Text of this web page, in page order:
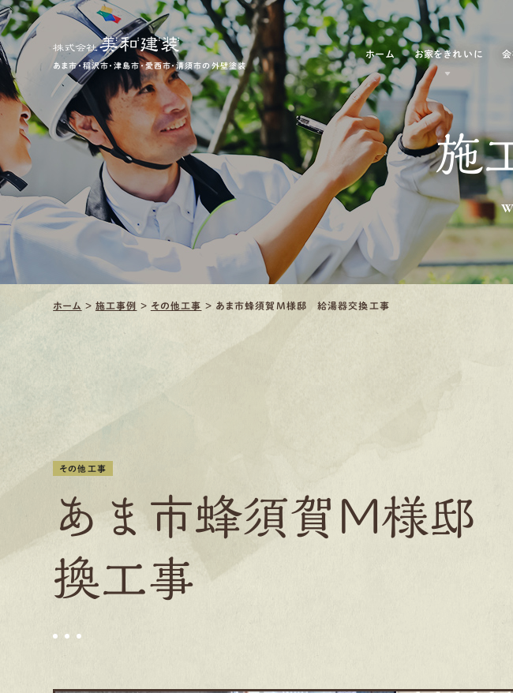
あま市・稲沢市・津島市・愛西市・清須市の外壁塗装
ホーム お家をきれいに 会
施
ホーム > 施工事例 > その他工事 > あま市蜂須賀M様邸 給湯器交換工事
その他工事
あま市蜂須賀M様邸
換工事